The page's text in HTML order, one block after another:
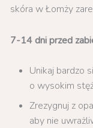
skóra w Łomży
7-14 dni przed
Unikaj bardzo
o wysokim
Zrezygnuj z
aby nie